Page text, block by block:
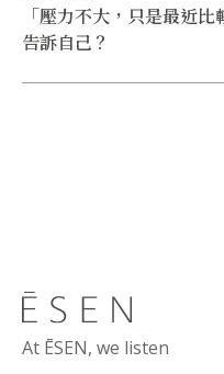
「壓力不大，只是最近
告訴自己？
At ĒSEN, we listen